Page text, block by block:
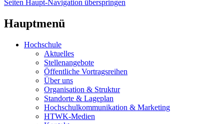
Seiten Haupt-Navigation überspringen
Hauptmenü
Hochschule
Aktuelles
Stellenangebote
Öffentliche Vortragsreihen
Über uns
Organisation & Struktur
Standorte & Lageplan
Hochschulkommunikation & Marketing
HTWK-Medien